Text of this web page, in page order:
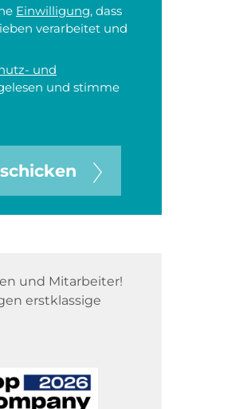
Einwilligung, dass
verarbeitet und
und
und stimme
und Mitarbeiter!
erstklassige